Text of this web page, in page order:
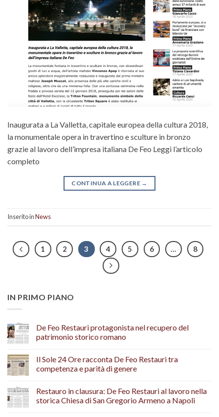
Inaugurata a La Valletta, capitale europea della cultura 2018,
la monumentale opera in travertino e sculture in bronzo
grazie al lavoro dell’impresa italiana De Feo Leggi l’articolo
completo
CONTINUA A LEGGERE →
Inserito inNews
1 2 3 4 5 6 … 8
IN PRIMO PIANO
De Feo Restauri protagonista nel recupero del
patrimonio storico romano
Il Sole 24 Ore racconta De Feo Restauri tra
competenza e parità di genere
Restauro in clausura: De Feo Restauri al lavoro nella
storica Chiesa di San Gregorio Armeno a Napoli